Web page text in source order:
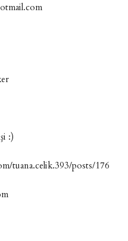
:)
tuana.celik.393/posts/176